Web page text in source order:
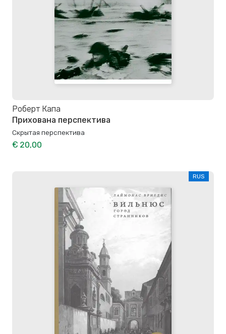
Роберт Капа
Прихована перспектива
Скрытая перспектива
€ 20,00
RUS